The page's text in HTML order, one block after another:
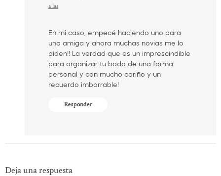
a las
En mi caso, empecé haciendo uno para
una amiga y ahora muchas novias me lo
piden!! La verdad que es un imprescindible
para organizar tu boda de una forma
personal y con mucho cariño y un
recuerdo imborrable!
Responder
Deja una respuesta